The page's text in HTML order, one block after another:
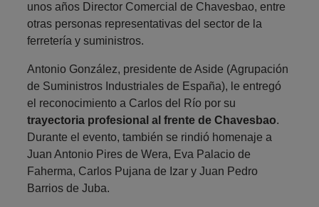
unos años Director Comercial de Chavesbao, entre
otras personas representativas del sector de la
ferretería y suministros.
Antonio González, presidente de Aside (Agrupación
de Suministros Industriales de España), le entregó
el reconocimiento a Carlos del Río por su
trayectoria profesional al frente de Chavesbao.
Durante el evento, también se rindió homenaje a
Juan Antonio Pires de Wera, Eva Palacio de
Faherma, Carlos Pujana de Izar y Juan Pedro
Barrios de Juba.